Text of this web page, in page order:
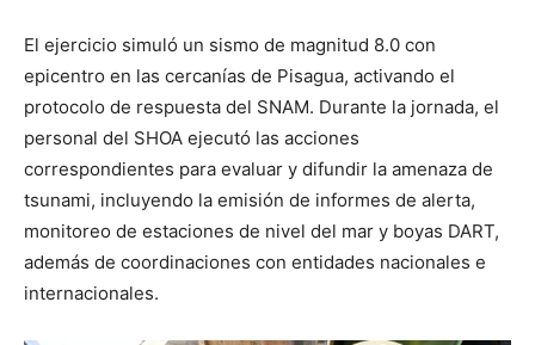
El ejercicio simuló un sismo de magnitud 8.0 con
epicentro en las cercanías de Pisagua, activando el
protocolo de respuesta del SNAM. Durante la jornada, el
personal del SHOA ejecutó las acciones
correspondientes para evaluar y difundir la amenaza de
tsunami, incluyendo la emisión de informes de alerta,
monitoreo de estaciones de nivel del mar y boyas DART,
además de coordinaciones con entidades nacionales e
internacionales.